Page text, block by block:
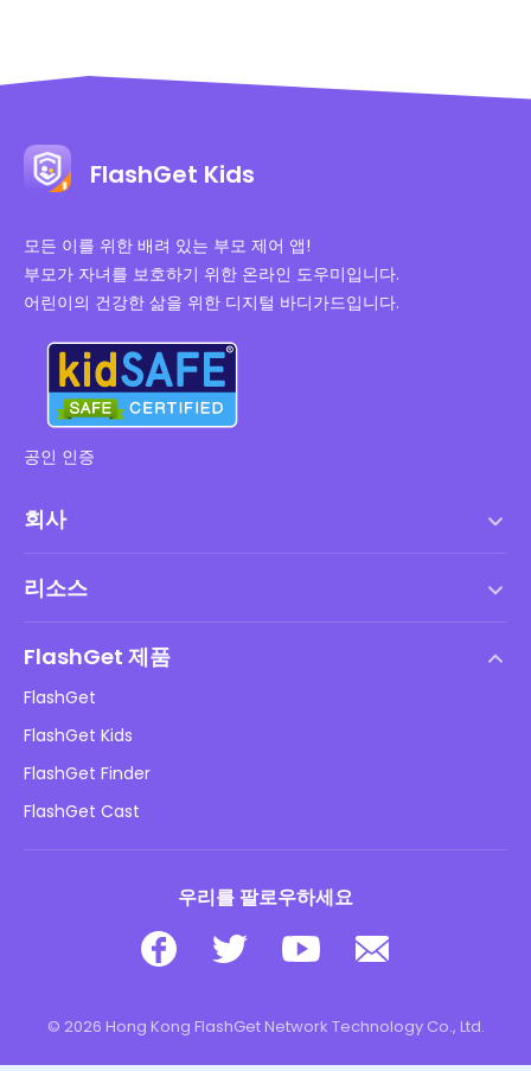
FlashGet Kids
모든 이를 위한 배려 있는 부모 제어 앱!
부모가 자녀를 보호하기 위한 온라인 도우미입니다.
어린이의 건강한 삶을 위한 디지털 바디가드입니다.
공인 인증
회사
DMCA 정책
개인정보 처리방침
광고 정책
내 정보를 판매하지 마십시오
리소스
블로그
아동 온라인 안전
다운로드
FlashGet 제품
FlashGet
FlashGet Kids
FlashGet Finder
FlashGet Cast
우리를 팔로우하세요
© 2026 Hong Kong FlashGet Network Technology Co., Ltd.